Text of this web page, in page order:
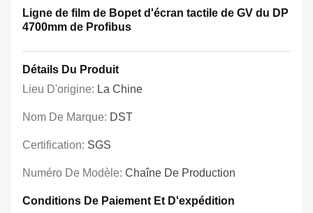
Ligne de film de Bopet d'écran tactile de GV du DP
4700mm de Profibus
Détails Du Produit
Lieu D'origine: La Chine
Nom De Marque: DST
Certification: SGS
Numéro De Modèle: Chaîne De Production
Conditions De Paiement Et D'expédition